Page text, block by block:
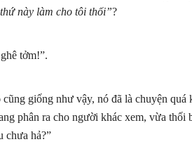
này làm cho tôi thối”?
tởm!”.
giống như vậy, nó đã là chuyện quá
phân ra cho người khác xem, vừa thối
chưa hả?”